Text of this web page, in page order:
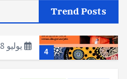
Trend Posts
4
يوليو 28, 2026